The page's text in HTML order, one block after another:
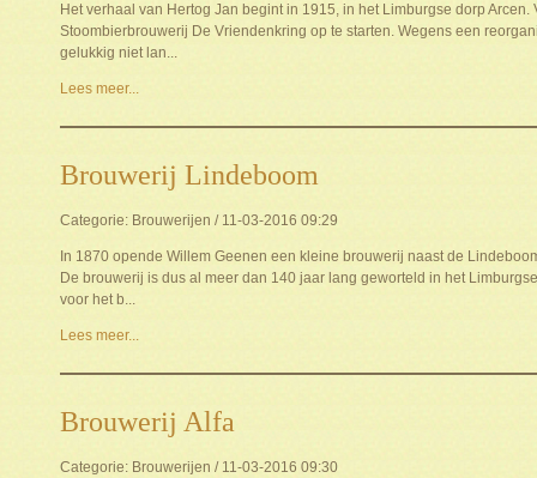
Het verhaal van Hertog Jan begint in 1915, in het Limburgse dorp
Stoombierbrouwerij De Vriendenkring op te starten. Wegens een
gelukkig niet lan...
Lees meer...
Brouwerij Lindeboom
Categorie: Brouwerijen / 11-03-2016 09:29
In 1870 opende Willem Geenen een kleine brouwerij naast de
De brouwerij is dus al meer dan 140 jaar lang geworteld in het
voor het b...
Lees meer...
Brouwerij Alfa
Categorie: Brouwerijen / 11-03-2016 09:30